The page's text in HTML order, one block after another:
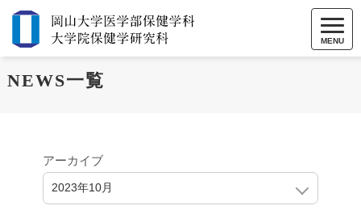
MENU
NEWS一覧
アーカイブ